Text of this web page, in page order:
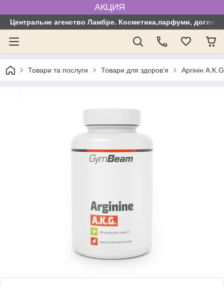
АКЦИЯ
Центральне агенство Ламбре. Косметика,парфуми, догляд
Товари та послуги Товари для здоров'я Аргінін